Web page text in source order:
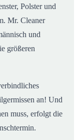
Polster und
Mr. Cleaner
und
größeren
an! Und
muss, erfolgt die